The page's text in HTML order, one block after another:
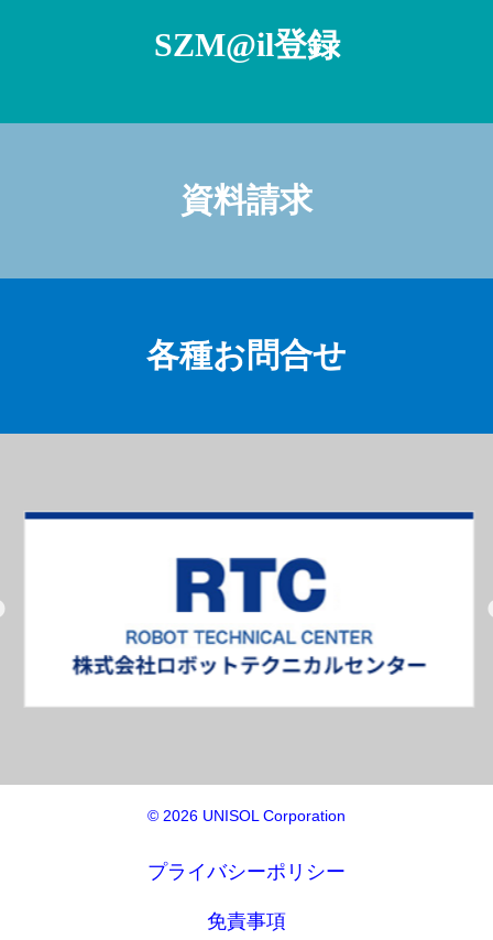
SZM@il登録
資料請求
各種お問合せ
© 2026 UNISOL Corporation
プライバシーポリシー
免責事項